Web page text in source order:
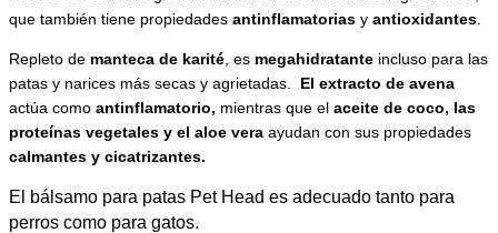
que también tiene propiedades antinflamatorias y antioxidantes.
Repleto de manteca de karité, es megahidratante incluso para las
patas y narices más secas y agrietadas.
El extracto de avena
actúa como antinflamatorio, mientras que el aceite de coco, las
proteínas vegetales y el aloe vera ayudan con sus propiedades
calmantes y cicatrizantes.
El bálsamo para patas Pet Head es adecuado tanto para
perros como para gatos.